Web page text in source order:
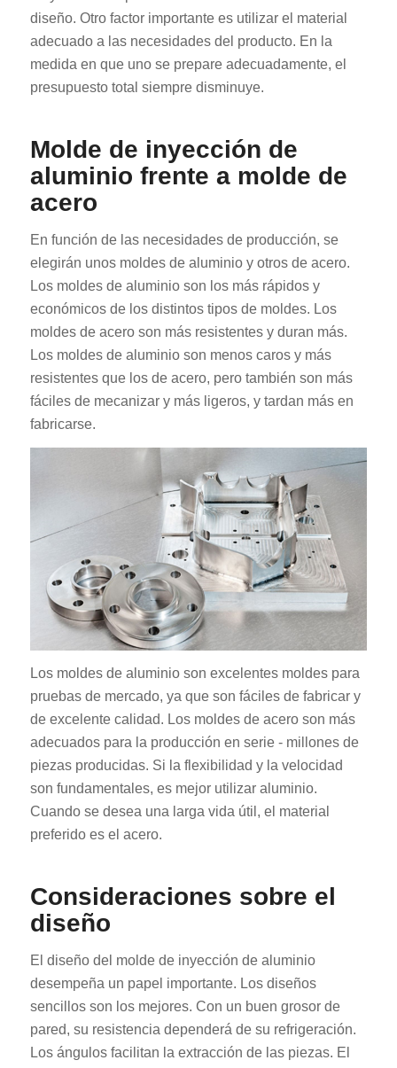
diseño. Otro factor importante es utilizar el material
adecuado a las necesidades del producto. En la
medida en que uno se prepare adecuadamente, el
presupuesto total siempre disminuye.
Molde de inyección de
aluminio frente a molde de
acero
En función de las necesidades de producción, se
elegirán unos moldes de aluminio y otros de acero.
Los moldes de aluminio son los más rápidos y
económicos de los distintos tipos de moldes. Los
moldes de acero son más resistentes y duran más.
Los moldes de aluminio son menos caros y más
resistentes que los de acero, pero también son más
fáciles de mecanizar y más ligeros, y tardan más en
fabricarse.
Los moldes de aluminio son excelentes moldes para
pruebas de mercado, ya que son fáciles de fabricar y
de excelente calidad. Los moldes de acero son más
adecuados para la producción en serie - millones de
piezas producidas. Si la flexibilidad y la velocidad
son fundamentales, es mejor utilizar aluminio.
Cuando se desea una larga vida útil, el material
preferido es el acero.
Consideraciones sobre el
diseño
El diseño del molde de inyección de aluminio
desempeña un papel importante. Los diseños
sencillos son los mejores. Con un buen grosor de
pared, su resistencia dependerá de su refrigeración.
Los ángulos facilitan la extracción de las piezas. El